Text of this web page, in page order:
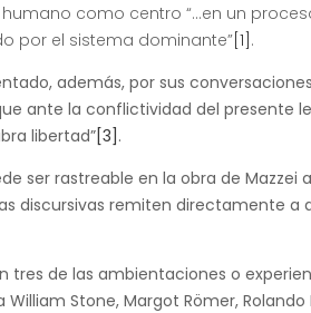
como centro “…en un
por el sistema dominante”[1] .
además, por sus
ante la conflictividad del presente
libertad”[3] .
ser rastreable en la obra de Mazzei
discursivas remiten directamente a
de las ambientaciones o
Stone, Margot Römer, Rolando